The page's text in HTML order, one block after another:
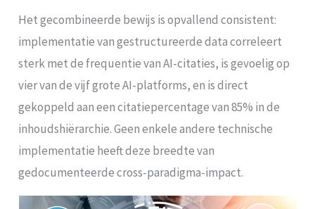
Het gecombineerde bewijs is opvallend consistent:
implementatie van gestructureerde data correleert
sterk met de frequentie van AI-citaties, is gevoelig op
vier van de vijf grote AI-platforms, en is direct
gekoppeld aan een citatiepercentage van 85% in de
inhoudshiërarchie. Geen enkele andere technische
implementatie heeft deze breedte van
gedocumenteerde cross-paradigma-impact.